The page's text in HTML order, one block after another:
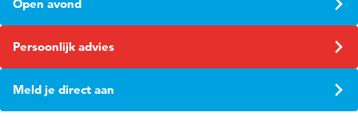
Open avond
Persoonlijk advies
Meld je direct aan